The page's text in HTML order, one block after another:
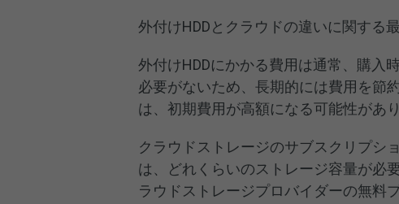
外付けHDDとクラウドの違いに関する
外付けHDDにかかる費用は通常、購入
必要がないため、長期的には費用を節
は、初期費用が高額になる可能性があり
クラウドストレージのサブスクリプシ
は、どれくらいのストレージ容量が必
ラウドストレージプロバイダーの無料